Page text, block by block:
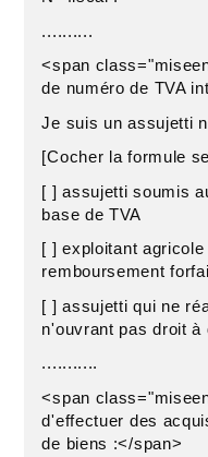
..........
<span
de numéro de TVA
Je suis un assujetti
[Cocher la formule
[ ] assujetti soumis
base de TVA
[ ] exploitant
remboursement
[ ] assujetti qui ne
n'ouvrant pas droit à
...........
<span
d'effectuer des
de biens :</span>